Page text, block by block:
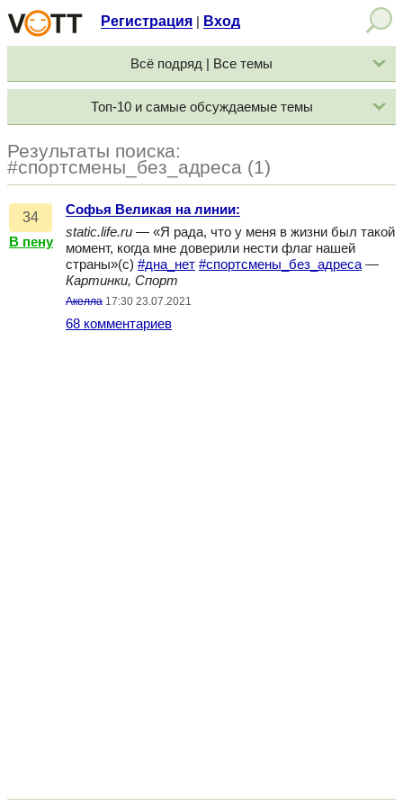
Регистрация Вход
Всё подряд | Все темы
Топ-10 и самые обсуждаемые темы
Результаты поиска:
#спортсмены_без_адреса (1)
34
В пену
Софья Великая на линии:
static.life.ru — «Я рада, что у меня в жизни был такой
момент, когда мне доверили нести флаг нашей
страны»(с) #дна_нет #спортсмены_без_адреса —
Картинки, Спорт
Акелла 17:30 23.07.2021
68 комментариев